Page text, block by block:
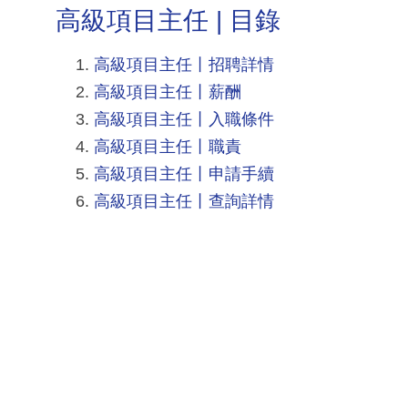
高級項目主任 | 目錄
高級項目主任丨招聘詳情
高級項目主任丨薪酬
高級項目主任丨入職條件
高級項目主任丨職責
高級項目主任丨申請手續
高級項目主任丨查詢詳情